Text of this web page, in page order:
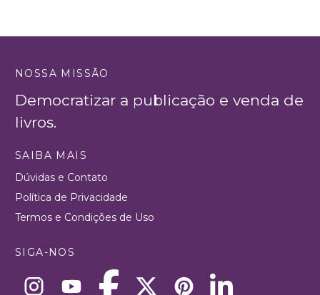
NOSSA MISSÃO
Democratizar a publicação e venda de
livros.
SAIBA MAIS
Dúvidas e Contato
Política de Privacidade
Termos e Condições de Uso
SIGA-NOS